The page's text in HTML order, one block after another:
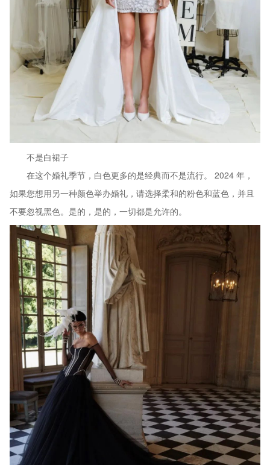
不是白裙子
在这个婚礼季节，白色更多的是经典而不是流行。 2024 年，
如果您想用另一种颜色举办婚礼，请选择柔和的粉色和蓝色，并且
不要忽视黑色。是的，是的，一切都是允许的。